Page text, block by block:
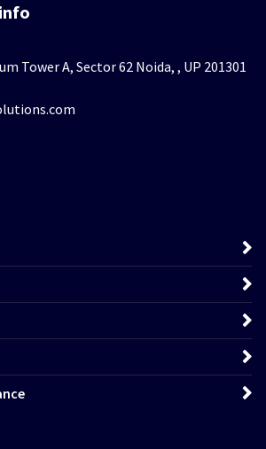
Tower A, Sector 62 Noida, , UP 201301